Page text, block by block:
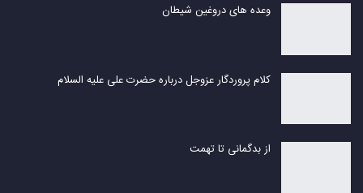
وعده های دروغین شیطان
کلام پروردگار عزوجل درباره حضرت علی علیه السلام
از بدگمانی تا تهمت